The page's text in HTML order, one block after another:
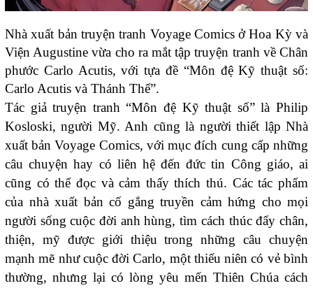
Nhà xuất bản truyện tranh Voyage Comics ở Hoa Kỳ và
Viện Augustine vừa cho ra mắt tập truyện tranh về Chân
phước Carlo Acutis, với tựa đề “Môn đệ Kỹ thuật số:
Carlo Acutis và Thánh Thể”.
Tác giả truyện tranh “Môn đệ Kỹ thuật số” là Philip
Kosloski, người Mỹ. Anh cũng là người thiết lập Nhà
xuất bản Voyage Comics, với mục đích cung cấp những
câu chuyện hay có liên hệ đến đức tin Công giáo, ai
cũng có thể đọc và cảm thấy thích thú. Các tác phẩm
của nhà xuất bản cố gắng truyền cảm hứng cho mọi
người sống cuộc đời anh hùng, tìm cách thúc đẩy chân,
thiện, mỹ được giới thiệu trong những câu chuyện
mạnh mẽ như cuộc đời Carlo, một thiếu niên có vẻ bình
thường, nhưng lại có lòng yêu mến Thiên Chúa cách